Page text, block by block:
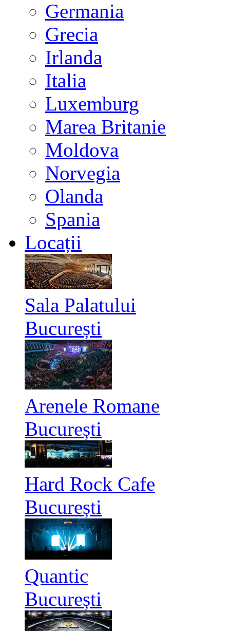
Germania
Grecia
Irlanda
Italia
Luxemburg
Marea Britanie
Moldova
Norvegia
Olanda
Spania
Locații
Sala Palatului
București
Arenele Romane
București
Hard Rock Cafe
București
Quantic
București